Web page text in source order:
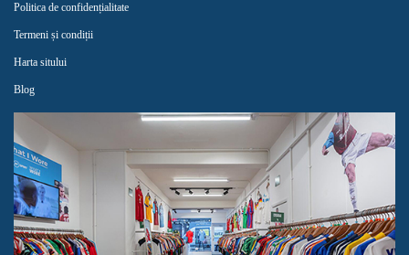
Politica de confidențialitate
Termeni și condiții
Harta sitului
Blog